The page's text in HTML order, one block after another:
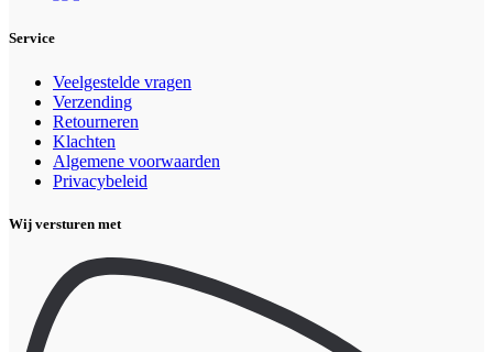
Service
Veelgestelde vragen
Verzending
Retourneren
Klachten
Algemene voorwaarden
Privacybeleid
Wij versturen met